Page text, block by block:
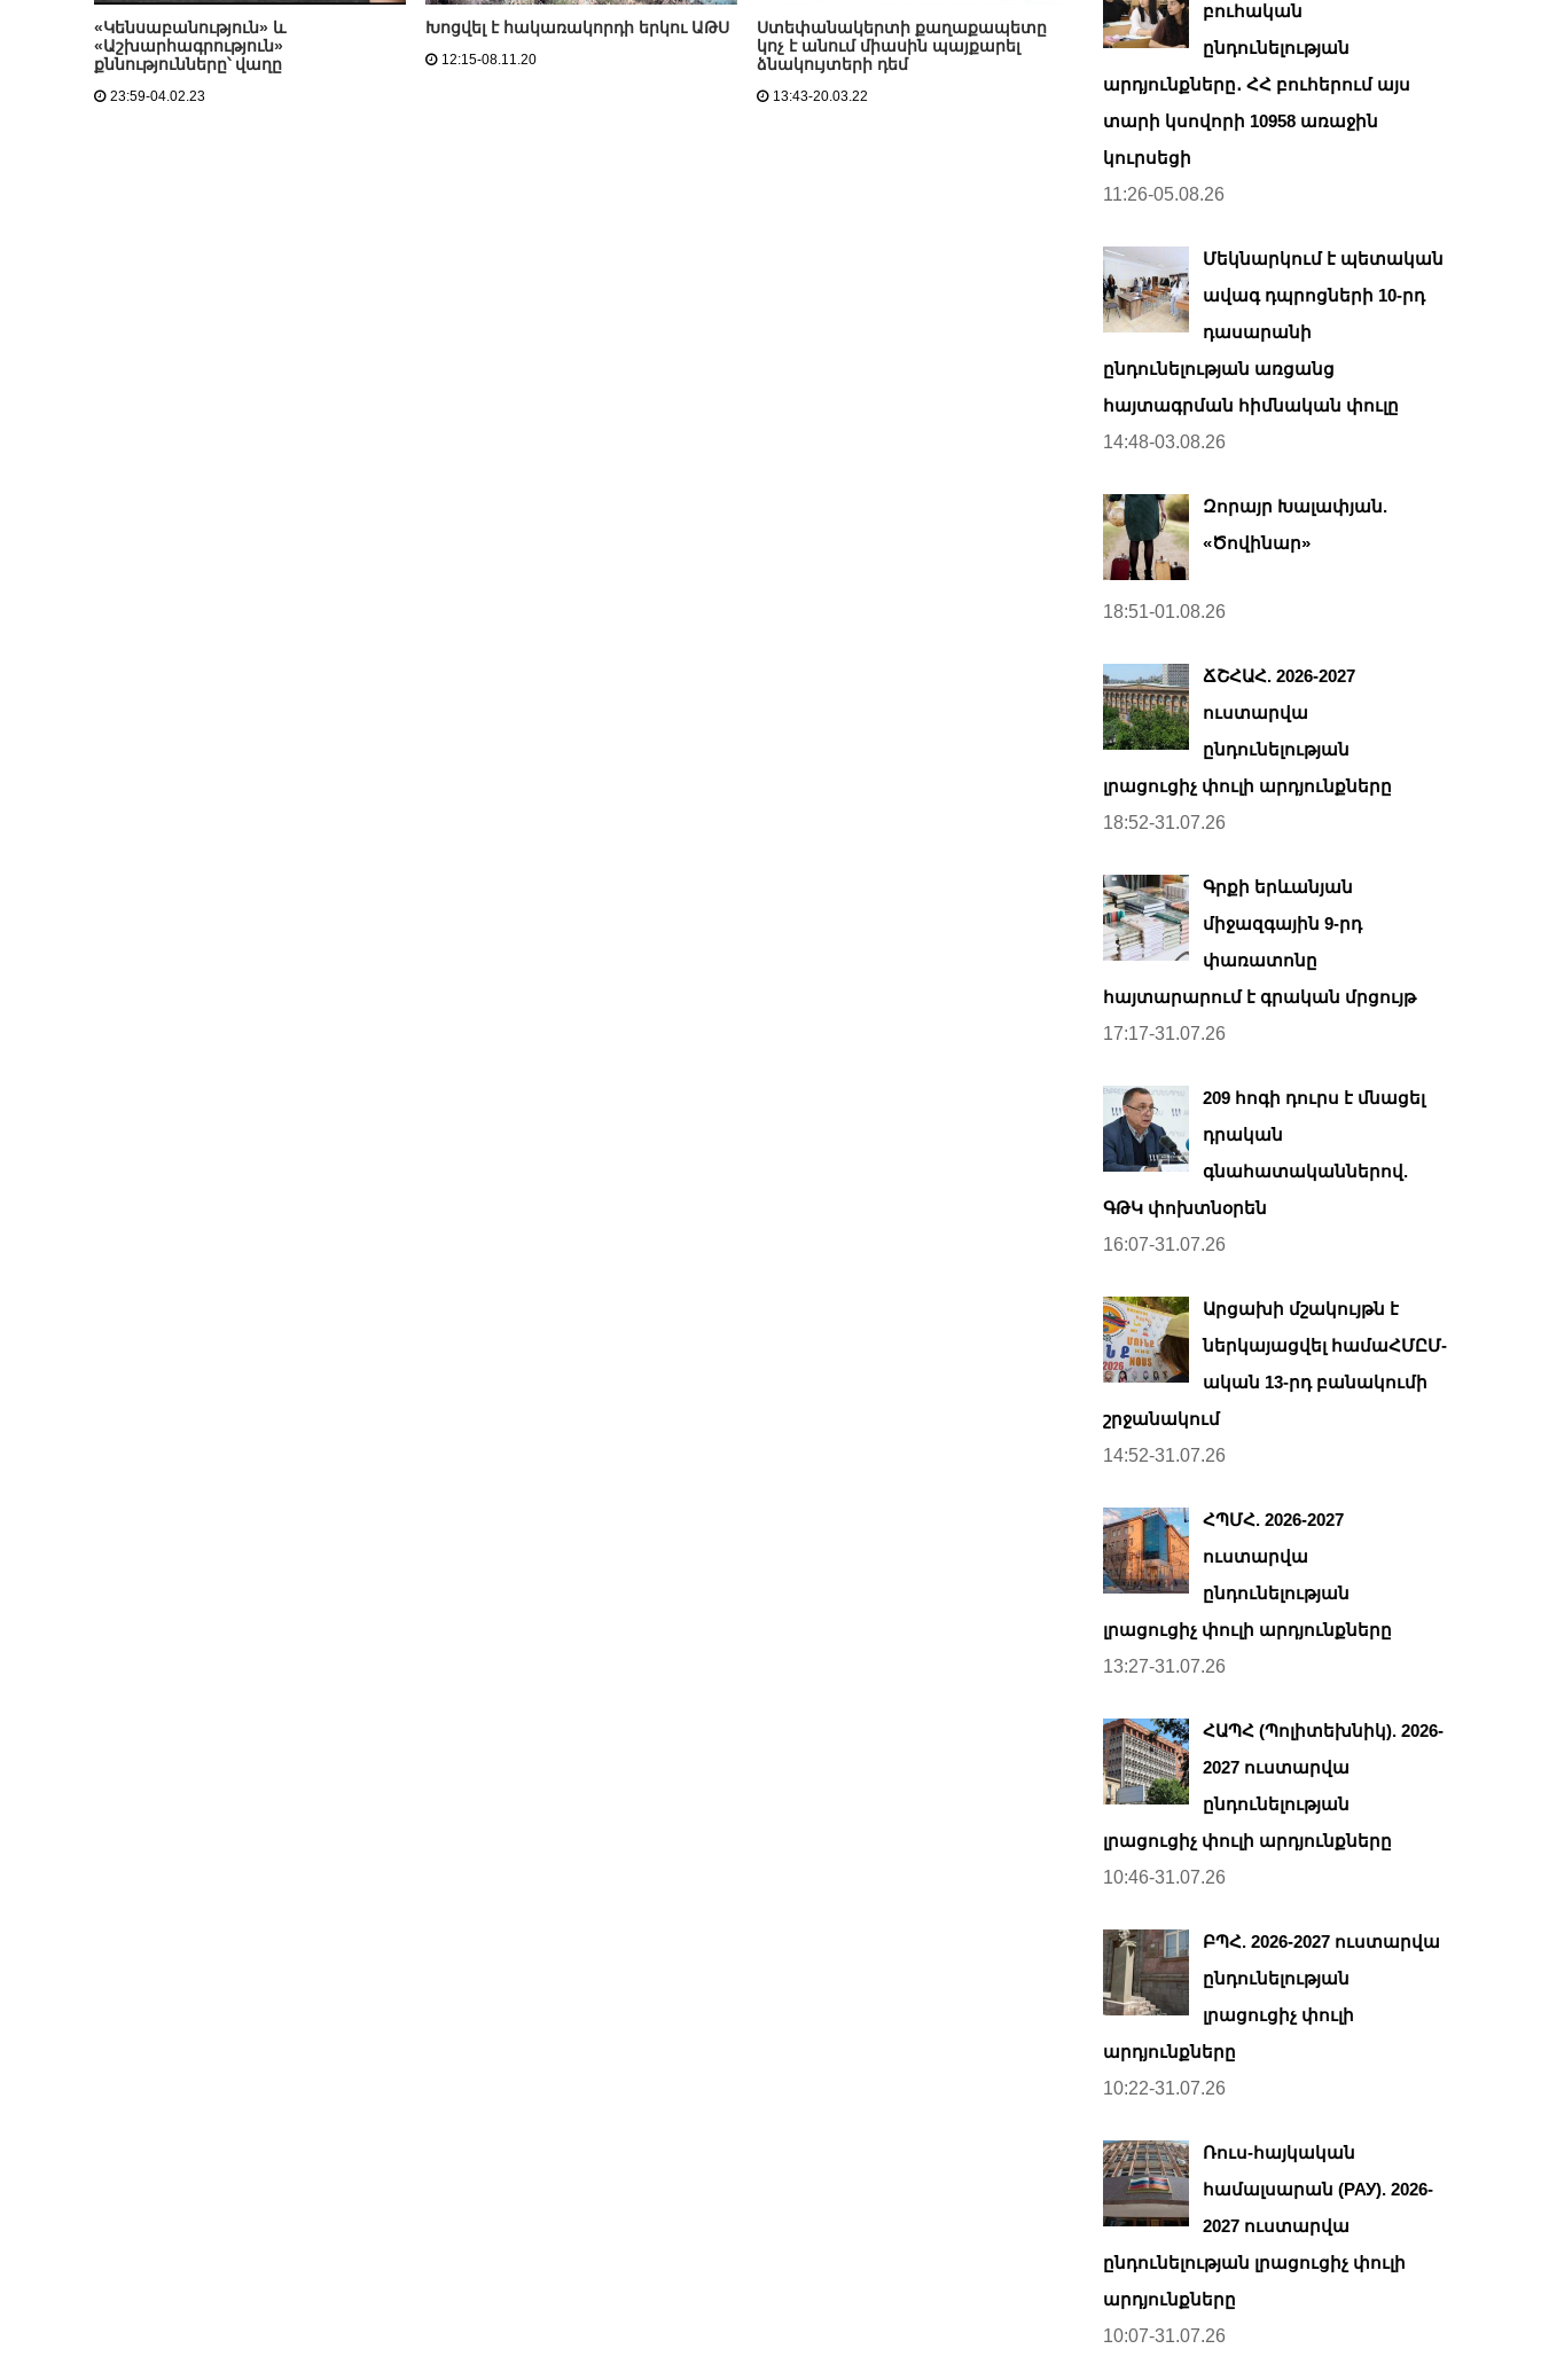
«Կենսաբանություն» և
«Աշխարհագրություն»
քննությունները՝ վաղը
23:59-04.02.23
Խոցվել է հակառակորդի երկու ԱԹՍ
12:15-08.11.20
Ստեփանակերտի քաղաքապետը
կոչ է անում միասին պայքարել
ձնակույտերի դեմ
13:43-20.03.22
բուհական
ընդունելության
արդյունքները․ ՀՀ բուհերում այս
տարի կսովորի 10958 առաջին
կուրսեցի
11:26-05.08.26
Մեկնարկում է պետական
ավագ դպրոցների 10-րդ
դասարանի
ընդունելության առցանց
հայտագրման հիմնական փուլը
14:48-03.08.26
Զորայր Խալափյան.
«Ծովինար»
18:51-01.08.26
ՃՇՀԱՀ. 2026-2027
ուստարվա
ընդունելության
լրացուցիչ փուլի արդյունքները
18:52-31.07.26
Գրքի երևանյան
միջազգային 9-րդ
փառատոնը
հայտարարում է գրական մրցույթ
17:17-31.07.26
209 հոգի դուրս է մնացել
դրական
գնահատականներով.
ԳԹԿ փոխտնօրեն
16:07-31.07.26
Արցախի մշակույթն է
ներկայացվել համաՀՄԸՄ-
ական 13-րդ բանակումի
շրջանակում
14:52-31.07.26
ՀՊՄՀ. 2026-2027
ուստարվա
ընդունելության
լրացուցիչ փուլի արդյունքները
13:27-31.07.26
ՀԱՊՀ (Պոլիտեխնիկ). 2026-
2027 ուստարվա
ընդունելության
լրացուցիչ փուլի արդյունքները
10:46-31.07.26
ԲՊՀ. 2026-2027 ուստարվա
ընդունելության
լրացուցիչ փուլի
արդյունքները
10:22-31.07.26
Ռուս-հայկական
համալսարան (РАУ). 2026-
2027 ուստարվա
ընդունելության լրացուցիչ փուլի
արդյունքները
10:07-31.07.26